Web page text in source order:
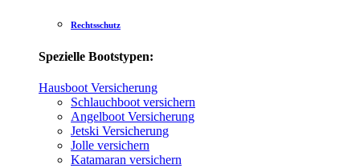
Rechtsschutz
Spezielle Bootstypen:
Hausboot Versicherung
Schlauchboot versichern
Angelboot Versicherung
Jetski Versicherung
Jolle versichern
Katamaran versichern